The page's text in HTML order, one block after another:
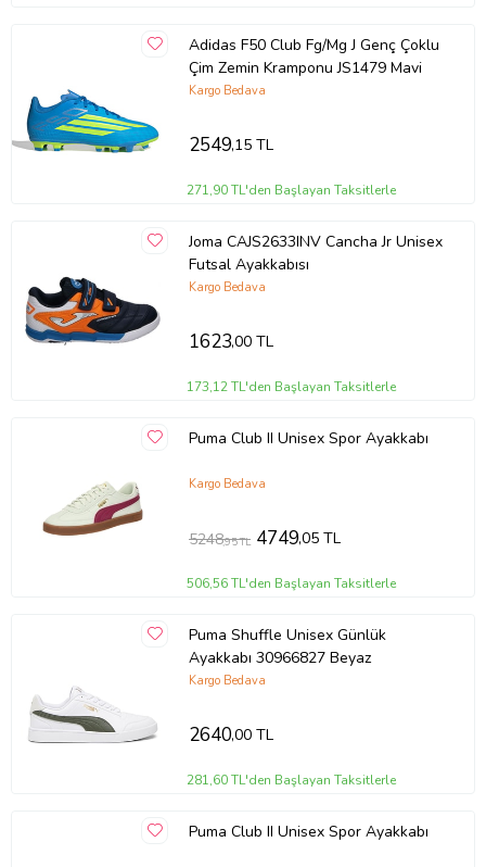
Adidas F50 Club Fg/Mg J Genç Çoklu
Çim Zemin Kramponu JS1479 Mavi
Kargo Bedava
2549,15 TL
271,90 TL'den Başlayan Taksitlerle
Joma CAJS2633INV Cancha Jr Unisex
Futsal Ayakkabısı
Kargo Bedava
1623,00 TL
173,12 TL'den Başlayan Taksitlerle
Puma Club II Unisex Spor Ayakkabı
Kargo Bedava
5248,95 TL 4749,05 TL
506,56 TL'den Başlayan Taksitlerle
Puma Shuffle Unisex Günlük
Ayakkabı 30966827 Beyaz
Kargo Bedava
2640,00 TL
281,60 TL'den Başlayan Taksitlerle
Puma Club II Unisex Spor Ayakkabı